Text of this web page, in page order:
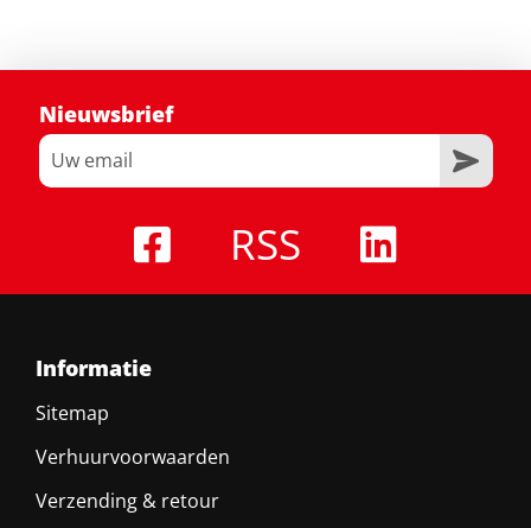
Nieuwsbrief
RSS
Informatie
Sitemap
Verhuurvoorwaarden
Verzending & retour